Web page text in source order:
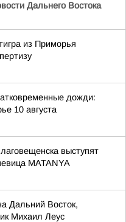
Дальнего Востока
из Приморья
дожди:
10 августа
выступят
MATANYA
Дальний Восток,
Михаил Леус